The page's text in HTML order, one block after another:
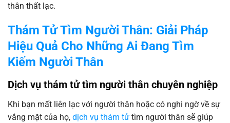
thân thất lạc.
Thám Tử Tìm Người Thân: Giải Pháp
Hiệu Quả Cho Những Ai Đang Tìm
Kiếm Người Thân
Dịch vụ thám tử tìm người thân chuyên nghiệp
Khi bạn mất liên lạc với người thân hoặc có nghi ngờ về sự
vắng mặt của họ, dịch vụ thám tử tìm người thân sẽ giúp